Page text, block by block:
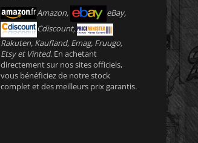
Amazon,
eBay,
Cdiscount,
Rakuten, Kaufland, Emag, Fruugo,
Etsy et Vinted. En achetant
directement sur nos sites officiels,
vous bénéficiez de notre stock
complet et des meilleurs prix garantis.